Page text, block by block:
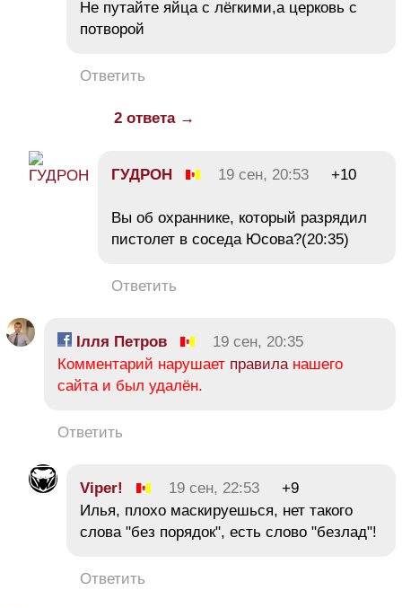
Не путайте яйца с лёгкими,а церковь с
потворой
Ответить
2 ответа →
ГУДРОН 19 сен, 20:53 +10
Вы об охраннике, который разрядил
пистолет в соседа Юсова?(20:35)
Ответить
Ілля Петров
19 сен, 20:35
Комментарий нарушает правиланашего
сайта и был удалён.
Ответить
Viper! 19 сен, 22:53
+9
Илья, плохо маскируешься, нет такого
слова "без порядок", есть слово "безлад"!
Ответить